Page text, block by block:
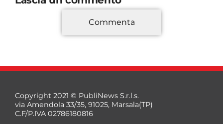
*
Commenta
Copyright 2021 © PubliNews S.r.l.s.
via Amendola 33/35, 91025, Marsala(TP)
C.F/P.IVA 02786180816